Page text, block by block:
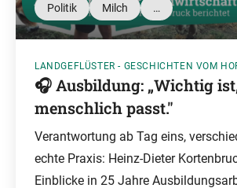
Politik Milch …
LANDGEFLÜSTER - GESCHICHTEN VOM
🎧 Ausbildung: „Wichtig
menschlich passt."
Verantwortung ab Tag eins,
echte Praxis: Heinz-Dieter
Einblicke in 25 Jahre